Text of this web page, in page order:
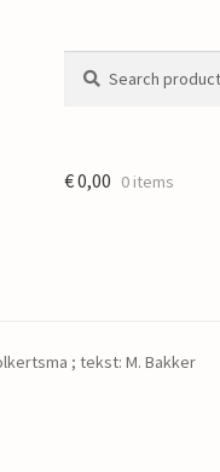
for:
€0,00 0 items
; tekst: M. Bakker